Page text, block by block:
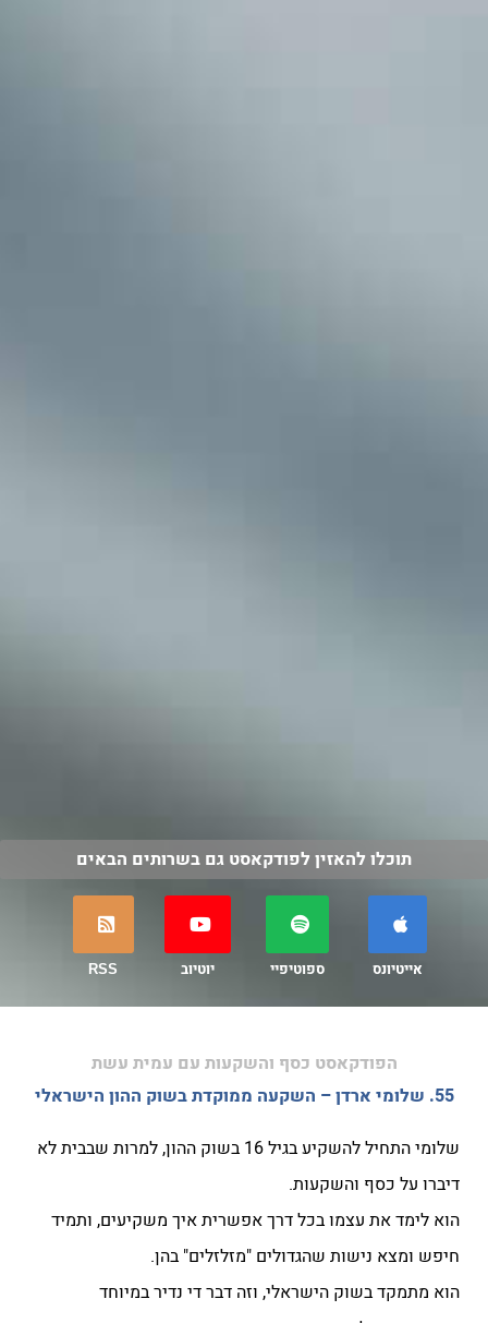
תוכלו להאזין לפודקאסט גם בשרותים הבאים
אייטיונס ספוטיפיי יוטיוב RSS
הפודקאסט כסף והשקעות עם עמית עשת
55. שלומי ארדן – השקעה ממוקדת בשוק ההון הישראלי
שלומי התחיל להשקיע בגיל 16 בשוק ההון, למרות שבבית לא
דיברו על כסף והשקעות.
הוא לימד את עצמו בכל דרך אפשרית איך משקיעים, ותמיד
חיפש ומצא נישות שהגדולים "מזלזלים" בהן.
הוא מתמקד בשוק הישראלי, וזה דבר די נדיר במיוחד